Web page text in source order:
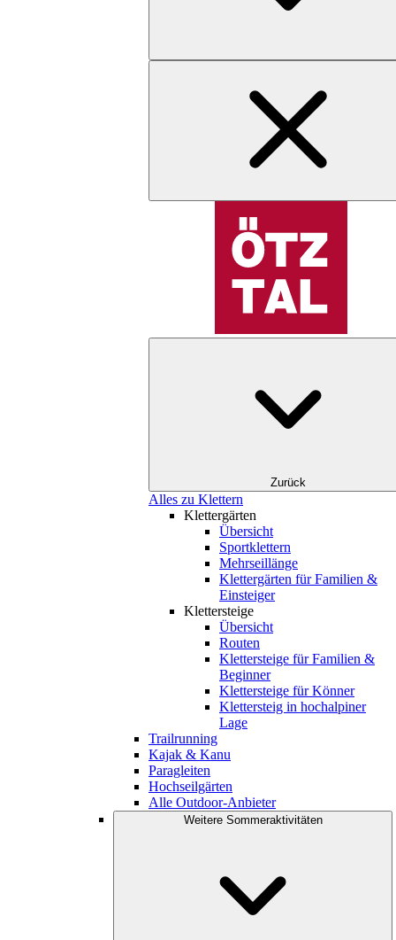
Zurück
Alles zu Klettern
Klettergärten
Übersicht
Sportklettern
Mehrseillänge
Klettergärten für Familien &
Einsteiger
Klettersteige
Übersicht
Routen
Klettersteige für Familien &
Beginner
Klettersteige für Könner
Klettersteig in hochalpiner
Lage
Trailrunning
Kajak & Kanu
Paragleiten
Hochseilgärten
Alle Outdoor-Anbieter
Weitere Sommeraktivitäten